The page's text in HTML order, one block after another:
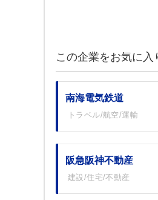
この企業をお気に
南海電気鉄道
トラベル/航空/運輸
阪急阪神不動産
建設/住宅/不動産